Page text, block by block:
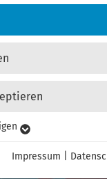
der Webseite
Impressum